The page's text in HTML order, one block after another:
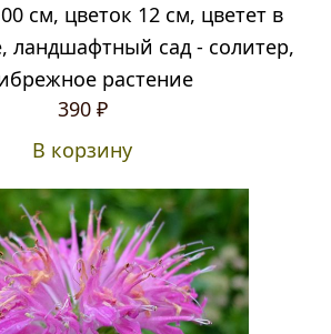
см, цветок 12 см, цветет в
ландшафтный сад - солитер,
растение
390 ₽
В корзину